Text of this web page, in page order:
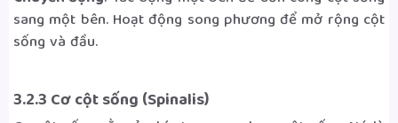
sang một bên. Hoạt động song phương để mở rộng cột
sống và đầu.
3.2.3 Cơ cột sống (Spinalis)